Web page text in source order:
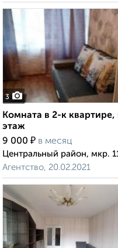
3
Комната в 2-к
этаж
9 000 ₽ в месяц
Центральный район, мкр.
Агентство, 20.02.2021